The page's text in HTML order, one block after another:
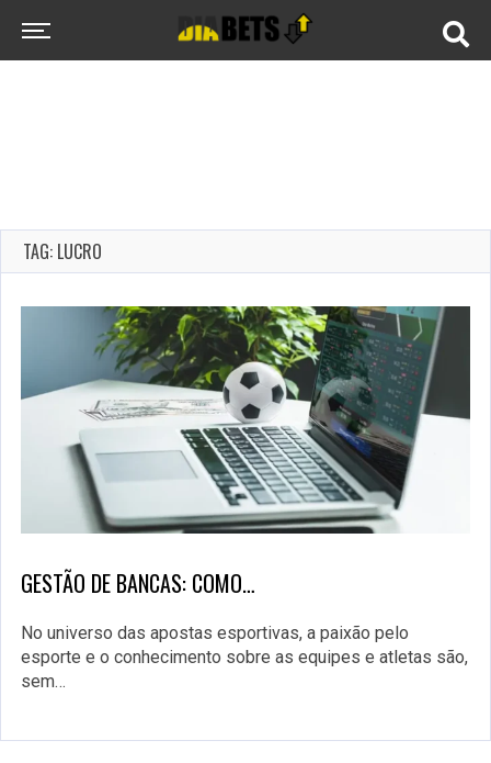
TAG: LUCRO
GESTÃO DE BANCAS: COMO…
No universo das apostas esportivas, a paixão pelo
esporte e o conhecimento sobre as equipes e atletas são,
sem…